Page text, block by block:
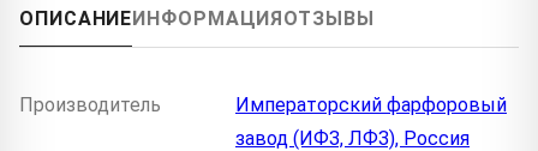
ОПИСАНИЕИНФОРМАЦИЯОТЗЫВЫ
Производитель
Императорский фарфоровый
завод (ИФЗ, ЛФЗ), Россия